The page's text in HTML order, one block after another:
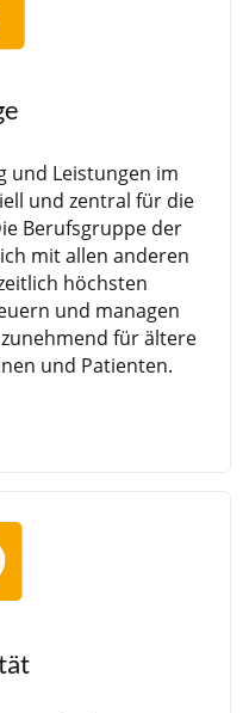
und Leistungen im
und zentral für die
Berufsgruppe der
mit allen anderen
höchsten
und managen
für ältere
und Patienten.